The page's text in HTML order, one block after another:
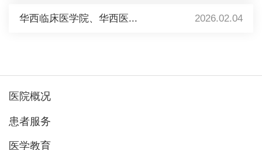
华西临床医学院、华西医... 2026.02.04
医院概况
患者服务
医学教育